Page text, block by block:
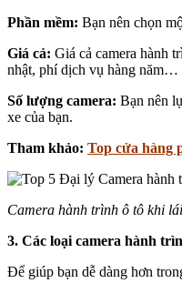
Phần mềm: Bạn nên chọn
Giá cả: Giá cả camera hành
nhật, phí dịch vụ hàng năm…
Số lượng camera: Bạn nên
xe của bạn.
Tham khảo: Top cửa hàng
Camera hành trình ô tô khi
3. Các loại camera hành
Để giúp bạn dễ dàng hơn